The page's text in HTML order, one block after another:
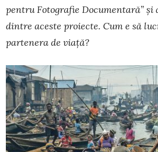
pentru Fotografie Documentară” și
dintre aceste proiecte. Cum e să
partenera de viață?